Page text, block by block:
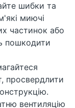
шибки та
миючі
частинок або
пошкодити
просвердлити
вентиляцію